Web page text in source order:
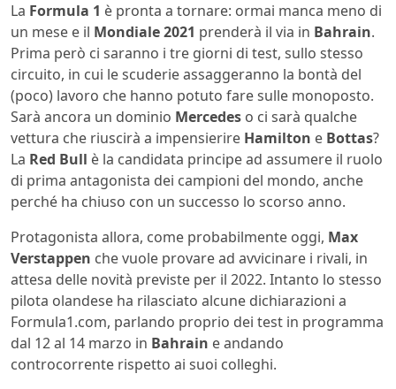
La Formula 1 è pronta a tornare: ormai manca meno di
un mese e il Mondiale 2021 prenderà il via in Bahrain.
Prima però ci saranno i tre giorni di test, sullo stesso
circuito, in cui le scuderie assaggeranno la bontà del
(poco) lavoro che hanno potuto fare sulle monoposto.
Sarà ancora un dominio Mercedes o ci sarà qualche
vettura che riuscirà a impensierire Hamilton e Bottas?
La Red Bull è la candidata principe ad assumere il ruolo
di prima antagonista dei campioni del mondo, anche
perché ha chiuso con un successo lo scorso anno.
Protagonista allora, come probabilmente oggi, Max
Verstappen che vuole provare ad avvicinare i rivali, in
attesa delle novità previste per il 2022. Intanto lo stesso
pilota olandese ha rilasciato alcune dichiarazioni a
Formula1.com, parlando proprio dei test in programma
dal 12 al 14 marzo in Bahrain e andando
controcorrente rispetto ai suoi colleghi.